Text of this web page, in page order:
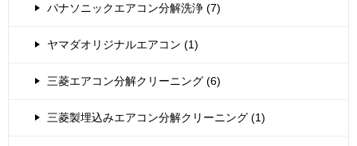
パナソニックエアコン分解洗浄 (7)
ヤマダオリジナルエアコン (1)
三菱エアコン分解クリーニング (6)
三菱製埋込みエアコン分解クリーニング (1)